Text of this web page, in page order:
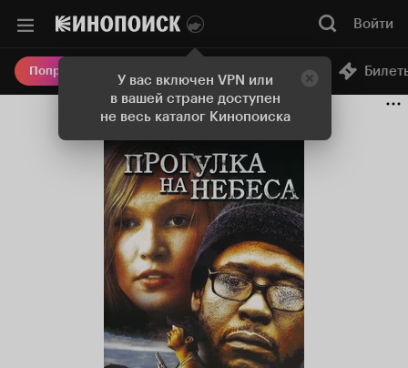
У вас включен VPN или
в вашей стране доступен
не весь каталог Кинопоиска
Войти
Попробовать Плюс Онлайн-кинотеатр